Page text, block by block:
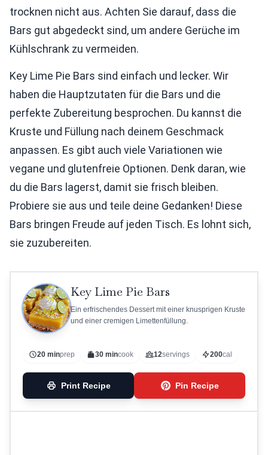
trocknen nicht aus. Achten Sie darauf, dass die
Bars gut abgedeckt sind, um andere Gerüche im
Kühlschrank zu vermeiden.
Key Lime Pie Bars sind einfach und lecker. Wir
haben die Hauptzutaten für die Bars und die
perfekte Zubereitung besprochen. Du kannst die
Kruste und Füllung nach deinem Geschmack
anpassen. Es gibt auch viele Variationen wie
vegane und glutenfreie Optionen. Denk daran, wie
du die Bars lagerst, damit sie frisch bleiben.
Probiere sie aus und teile deine Gedanken! Diese
Bars bringen Freude auf jeden Tisch. Es lohnt sich,
sie zuzubereiten.
Key Lime Pie Bars
Ein erfrischendes Dessert mit einer knusprigen Kruste
und einer cremigen Limettenfüllung.
20 minprep 30 mincook 12servings 200cal
Print Recipe Pin Recipe